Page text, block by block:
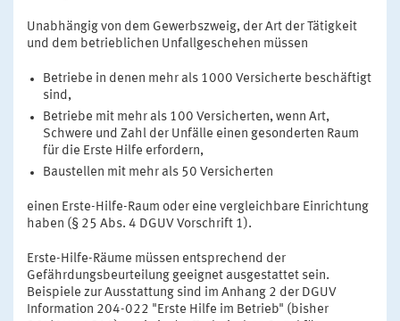
Unabhängig von dem Gewerbszweig, der Art der Tätigkeit
und dem betrieblichen Unfallgeschehen müssen
Betriebe in denen mehr als 1000 Versicherte beschäftigt
sind,
Betriebe mit mehr als 100 Versicherten, wenn Art,
Schwere und Zahl der Unfälle einen gesonderten Raum
für die Erste Hilfe erfordern,
Baustellen mit mehr als 50 Versicherten
einen Erste-Hilfe-Raum oder eine vergleichbare Einrichtung
haben (§ 25 Abs. 4 DGUV Vorschrift 1).
Erste-Hilfe-Räume müssen entsprechend der
Gefährdungsbeurteilung geeignet ausgestattet sein.
Beispiele zur Ausstattung sind im Anhang 2 der DGUV
Information 204-022 "Erste Hilfe im Betrieb" (bisher